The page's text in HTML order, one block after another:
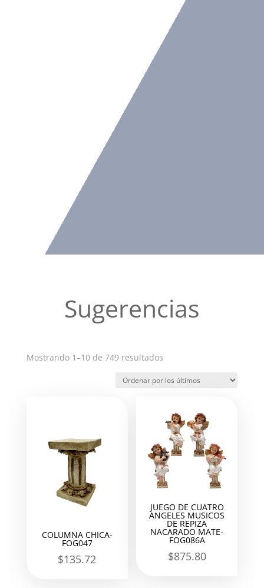
Sugerencias
Mostrando 1–10 de 749 resultadosOrdenado
los
COLUMNA CHICA-
FOG047
$135.72
JUEGO DE CUATRO
ANGELES MUSICOS
DE REPIZA
NACARADO MATE-
FOG086A
$875.80